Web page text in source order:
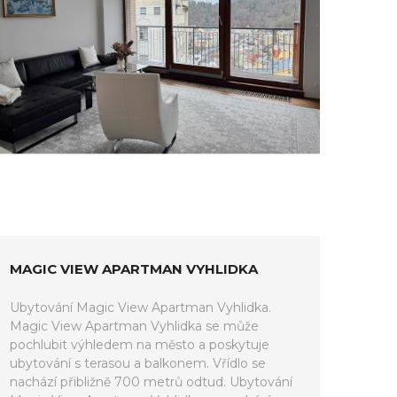
MAGIC VIEW APARTMAN VYHLIDKA
Ubytování Magic View Apartman Vyhlidka.
Magic View Apartman Vyhlidka se může
pochlubit výhledem na město a poskytuje
ubytování s terasou a balkonem. Vřídlo se
nachází přibližně 700 metrů odtud. Ubytování